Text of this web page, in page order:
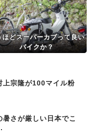
ほどスーパーカブって良い
バイクか？
上宗隆が100マイル粉
さが厳しい日本でこ